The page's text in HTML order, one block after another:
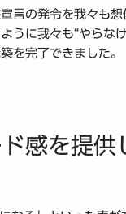
言の発令を我々も
うに我々も“やら
を完了できました。
感を提供